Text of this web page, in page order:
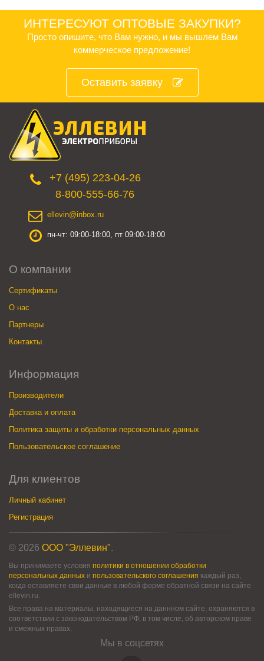
ИНТЕРЕСУЮТ ОПТОВЫЕ ЗАКУПКИ?
Просто опишите, что Вам нужно, и мы вышлем Вам
коммерческое предложение!
Оставить заявку
+7 (495) 223-04-26
8-800-555-66-76
ellevin@inbox.ru
пн-чт: 09:00-18:00, пт 09:00-18:00
О компании
Сертификаты
О нас
Партнеры
Контакты
Информация
Производители
Доставка и оплата
Политика защиты и обработки персональных данных
Пользовательское соглашение
Для клиентов
Личный кабинет
Регистрация
© 2026 ООО "Эллевин".
Вы принимаете условия политики в отношении обработки
персональных данных и пользовательского соглашения каждый раз,
когда оставляете свои данные в любой форме обратной связи на сайте
ellevin.ru.
Все права на материалы, находящиеся на даннном сайте, охраняются в
соответствии с законодательством РФ, в том числе, об авторском праве
и смежных правах.
Мы в соцсетях